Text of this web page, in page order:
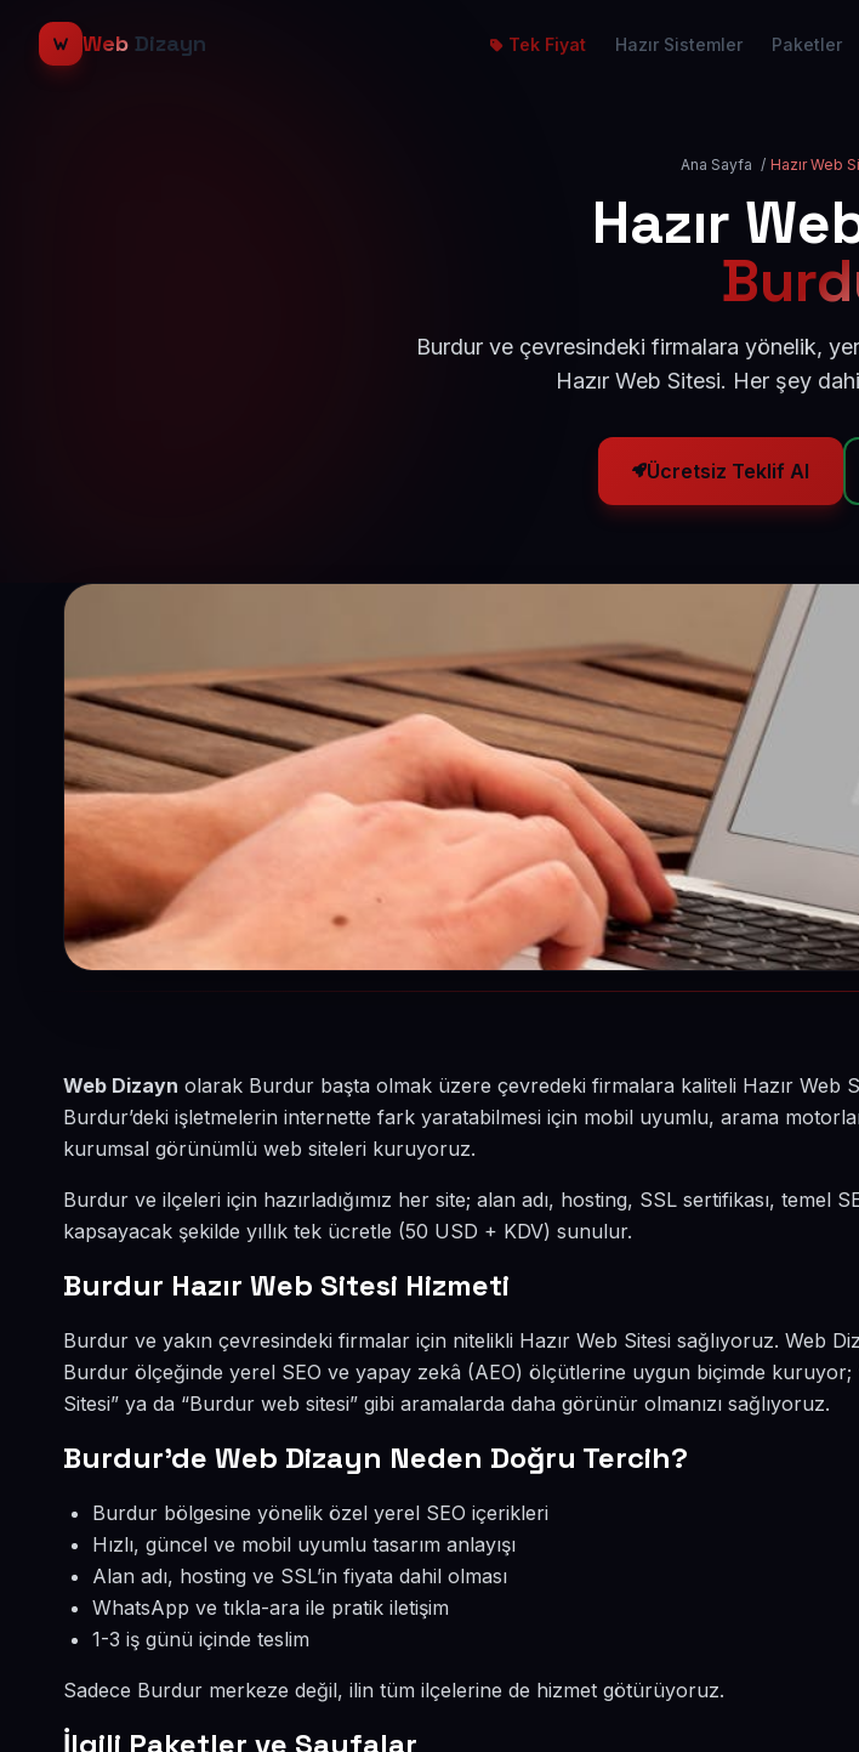
Web Dizayn Tek Fiyat Hazır Sistemler Paketler
Ana Sayfa / Hazır Web
Hazır
Burdur ve çevresindeki firmalara yönelik,
Hazır Web Sitesi. Her şey
Ücretsiz Teklif Al
Web Dizayn olarak Burdur başta olmak üzere çevredeki firmalara kaliteli Hazır Web
Burdur’deki işletmelerin internette fark yaratabilmesi için mobil uyumlu, arama
kurumsal görünümlü web siteleri kuruyoruz.
Burdur ve ilçeleri için hazırladığımız her site; alan adı, hosting, SSL sertifikası, temel
kapsayacak şekilde yıllık tek ücretle (50 USD + KDV) sunulur.
Burdur Hazır Web Sitesi Hizmeti
Burdur ve yakın çevresindeki firmalar için nitelikli Hazır Web Sitesi sağlıyoruz. Web
Burdur ölçeğinde yerel SEO ve yapay zekâ (AEO) ölçütlerine uygun biçimde kuruyor;
Sitesi” ya da “Burdur web sitesi” gibi aramalarda daha görünür olmanızı sağlıyoruz.
Burdur’de Web Dizayn Neden Doğru Tercih?
Burdur bölgesine yönelik özel yerel SEO içerikleri
Hızlı, güncel ve mobil uyumlu tasarım anlayışı
Alan adı, hosting ve SSL’in fiyata dahil olması
WhatsApp ve tıkla-ara ile pratik iletişim
1-3 iş günü içinde teslim
Sadece Burdur merkeze değil, ilin tüm ilçelerine de hizmet götürüyoruz.
İlgili Paketler ve Sayfalar